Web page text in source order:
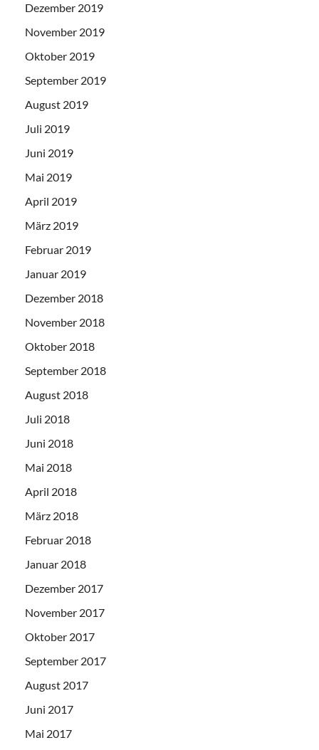
Dezember 2019
November 2019
Oktober 2019
September 2019
August 2019
Juli 2019
Juni 2019
Mai 2019
April 2019
März 2019
Februar 2019
Januar 2019
Dezember 2018
November 2018
Oktober 2018
September 2018
August 2018
Juli 2018
Juni 2018
Mai 2018
April 2018
März 2018
Februar 2018
Januar 2018
Dezember 2017
November 2017
Oktober 2017
September 2017
August 2017
Juni 2017
Mai 2017